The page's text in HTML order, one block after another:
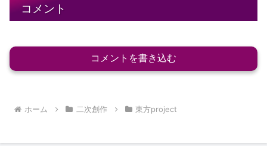
コメント
コメントを書き込む
ホーム 二次創作 東方project